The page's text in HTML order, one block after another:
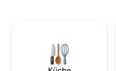
Wohnzimmer mit
Stehtisch, Schlafbereich, der
Badezimmer mit Jet-Dusche